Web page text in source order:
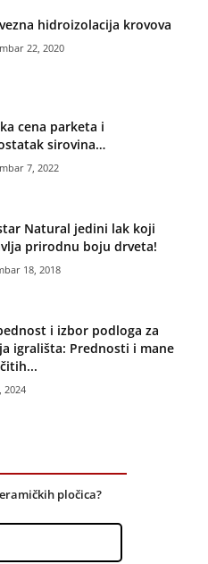
hidroizolacija krovova
22, 2020
cena parketa i
sirovina…
7, 2022
Natural jedini lak koji
prirodnu boju drveta!
18, 2018
i izbor podloga za
igrališta: Prednosti i mane
2024
pločica?